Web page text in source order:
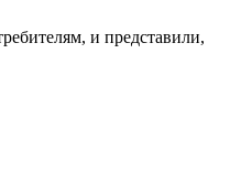
и представили,